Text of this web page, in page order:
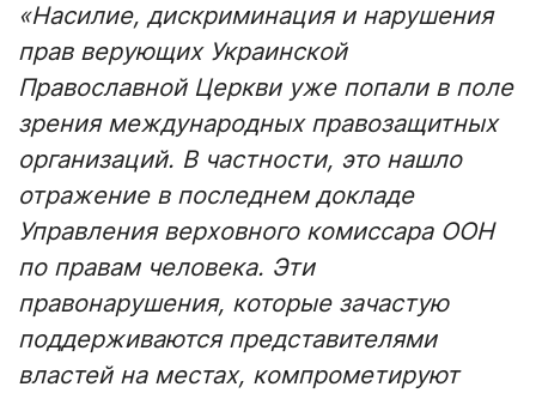
«Насилие, дискриминация и нарушения
прав верующих Украинской
Православной Церкви уже попали в поле
зрения международных правозащитных
организаций. В частности, это нашло
отражение в последнем докладе
Управления верховного комиссара ООН
по правам человека. Эти
правонарушения, которые зачастую
поддерживаются представителями
властей на местах, компрометируют